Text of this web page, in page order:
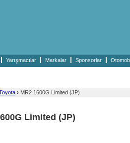
Yarışmacılar Markalar Sponsorlar
› MR2 1600G Limited (JP)
Limited (JP)